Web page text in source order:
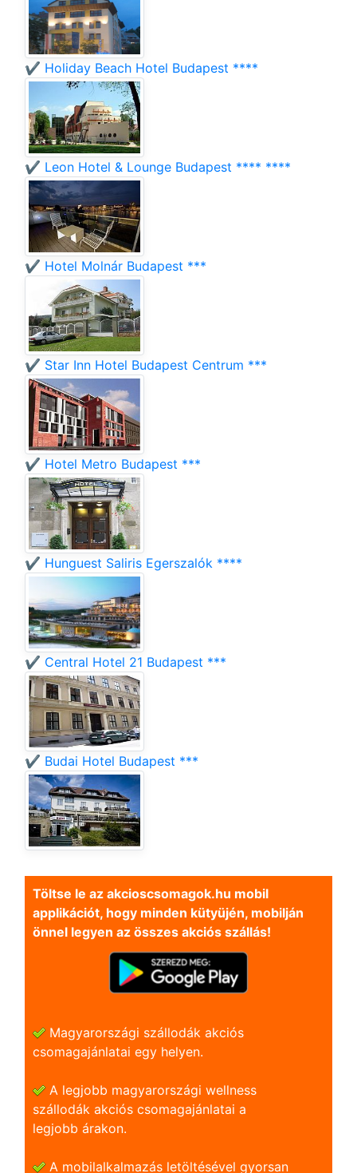
✔️ Holiday Beach Hotel Budapest ****
✔️ Leon Hotel & Lounge Budapest **** ****
✔️ Hotel Molnár Budapest ***
✔️ Star Inn Hotel Budapest Centrum ***
✔️ Hotel Metro Budapest ***
✔️ Hunguest Saliris Egerszalók ****
✔️ Central Hotel 21 Budapest ***
✔️ Budai Hotel Budapest ***
Töltse le az akcioscsomagok.hu mobil
applikációt, hogy minden kütyüjén, mobilján
önnel legyen az összes akciós szállás!
Magyarországi szállodák akciós
csomagajánlatai egy helyen.
A legjobb magyarországi wellness
szállodák akciós csomagajánlatai a
legjobb árakon.
A mobilalkalmazás letöltésével gyorsan